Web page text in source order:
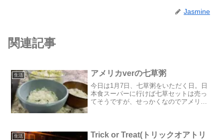
Jasmine
関連記事
生活 アメリカverの七草粥
今日は1月7日、七草粥をいただく日。日
本食スーパーに行けば七草セットは売っ
てそうですが、せっかくなのでアメリカ
ュ、人参、S...
生活
Trick or Treat(トリックオアトリ